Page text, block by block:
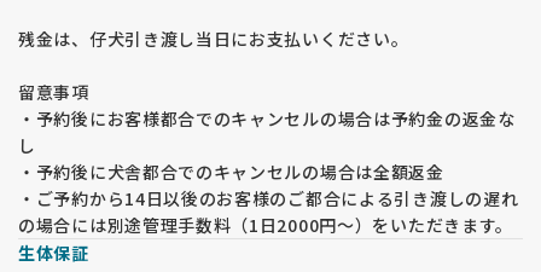
残金は、仔犬引き渡し当日にお支払いください。
留意事項
・予約後にお客様都合でのキャンセルの場合は予約金の返金な
し
・予約後に犬舎都合でのキャンセルの場合は全額返金
・ご予約から14日以後のお客様のご都合による引き渡しの遅れ
の場合には別途管理手数料（1日2000円～）をいただきます。
生体保証